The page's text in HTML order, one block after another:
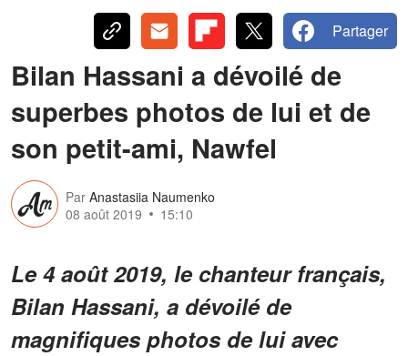
Partager
Bilan Hassani a dévoilé de
superbes photos de lui et de
son petit-ami, Nawfel
Par Anastasiia Naumenko
08 août 2019
15:10
Le 4 août 2019, le chanteur français,
Bilan Hassani, a dévoilé de
magnifiques photos de lui avec